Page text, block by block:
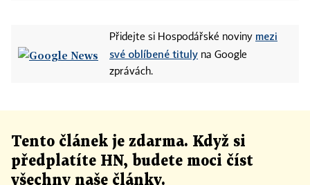
Přidejte si Hospodářské noviny mezi
své oblíbené tituly na Google
zprávách.
Tento článek je zdarma. Když si
předplatíte HN, budete moci číst
všechny naše články.